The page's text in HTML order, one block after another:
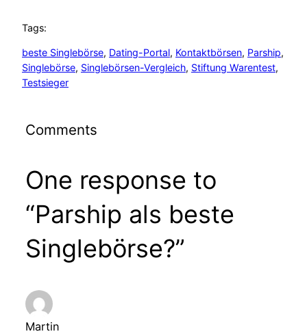
Tags:
beste Singlebörse, Dating-Portal, Kontaktbörsen, Parship
Singlebörse, Singlebörsen-Vergleich, Stiftung Warentest
Testsieger
Comments
One response to
“Parship als beste
Singlebörse?”
Martin